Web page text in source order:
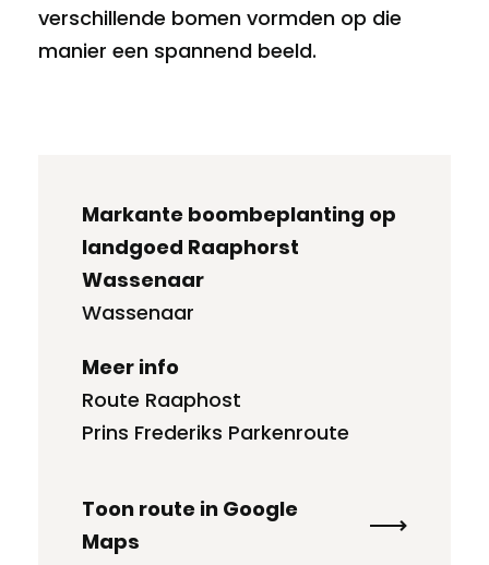
verschillende bomen vormden op die
manier een spannend beeld.
Markante boombeplanting op
landgoed Raaphorst
Wassenaar
Wassenaar
Meer info
Route Raaphost
Prins Frederiks Parkenroute
Toon route in Google
Maps